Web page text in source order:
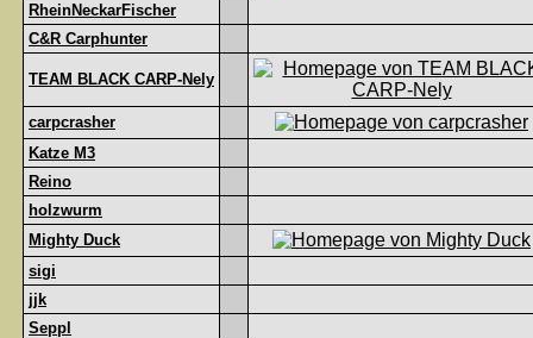
RheinNeckarFischer
C&R Carphunter
TEAM BLACK CARP-Nely
carpcrasher
Katze M3
Reino
holzwurm
Mighty Duck
sigi
jjk
Seppl